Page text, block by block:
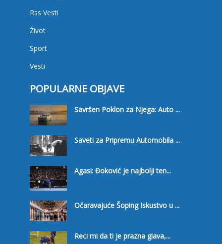
Rss Vesti
Život
Sport
Vesti
POPULARNE OBJAVE
Savršen Poklon za Njega: Auto ...
Saveti za Pripremu Automobila ...
Agasi: Đoković je najbolji ten...
Očaravajuće Šoping Iskustvo u ...
Reci mi da ti je prazna glava,...